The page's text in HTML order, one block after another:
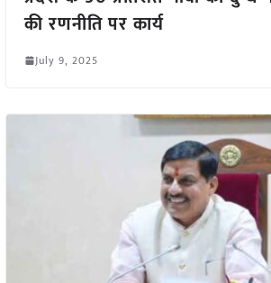
की रणनीति पर कार्य
July 9, 2025